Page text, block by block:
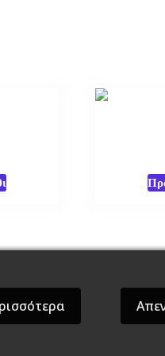
Βάρδος Gift Boxes